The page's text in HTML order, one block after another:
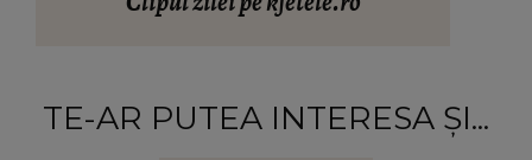
TE-AR PUTEA INTERESA ȘI...